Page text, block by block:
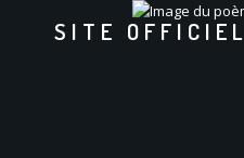
SITE OFFICIEL